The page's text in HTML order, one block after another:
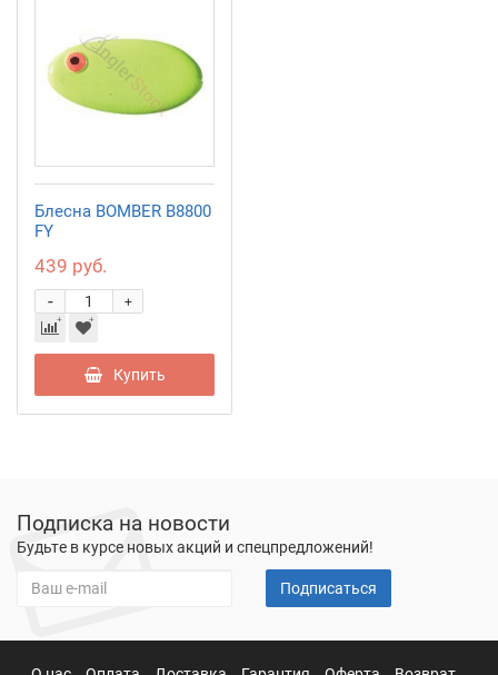
Блесна BOMBER B8800
FY
439 руб.
+
-
Купить
Подписка на новости
Будьте в курсе новых акций и спецпредложений!
Подписаться